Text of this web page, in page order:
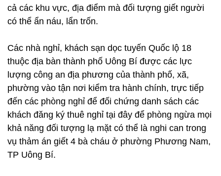
cả các khu vực, địa điểm mà đối tượng giết người
có thể ẩn náu, lẩn trốn.
Các nhà nghỉ, khách sạn dọc tuyến Quốc lộ 18
thuộc địa bàn thành phố Uông Bí được các lực
lượng công an địa phương của thành phố, xã,
phường vào tận nơi kiểm tra hành chính, trực tiếp
đến các phòng nghỉ để đối chứng danh sách các
khách đăng ký thuê nghỉ tại đây để phòng ngừa mọi
khả năng đối tượng lạ mặt có thể là nghi can trong
vụ thảm án giết 4 bà cháu ở phường Phương Nam,
TP Uông Bí.